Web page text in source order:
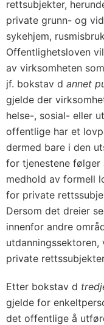
rettsubjekter,
private grunn- og
sykehjem,
Offentlighetsloven
av virksomheten
jf. bokstav d annet
gjelde der
helse-, sosial- eller
offentlige har et
dermed bare i den
for tjenestene
medhold av formell
for private
Dersom det dreier
innenfor andre
private
Etter bokstav d
gjelde for
det offentlige å